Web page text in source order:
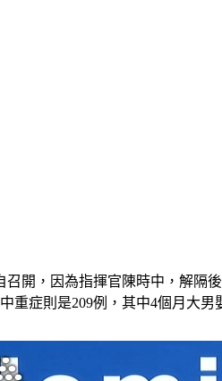
開，因為指揮官陳時中，解隔
重症則是209例，其中4個月大